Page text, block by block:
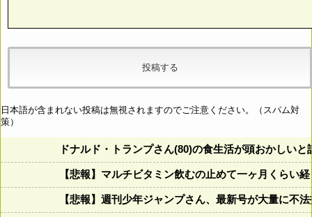
日本語が含まれない投稿は無視されますのでご注意ください。（スパム対
策）
ドナルド・トランプさん(80)の食生活が頭おかしい
【悲報】マルチビタミン飲むの止めて一ヶ月くらい
【悲報】週刊少年ジャンプさん、最新号が大量に不